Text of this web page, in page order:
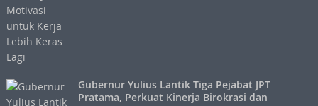
Gubernur Yulius Lantik Tiga Pejabat JPT
Pratama, Perkuat Kinerja Birokrasi dan